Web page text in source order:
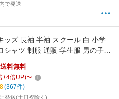
で発送
ッズ 長袖 半袖 スクール 白 小学
シャツ 制服 通販 学生服 男の子
ルシャツ 通学用 小学生 学校用 キ
小学生用ポロシャツ 学校用 小学
送料無料
+4倍UP)〜
(367件)
発送(土日祝除く)